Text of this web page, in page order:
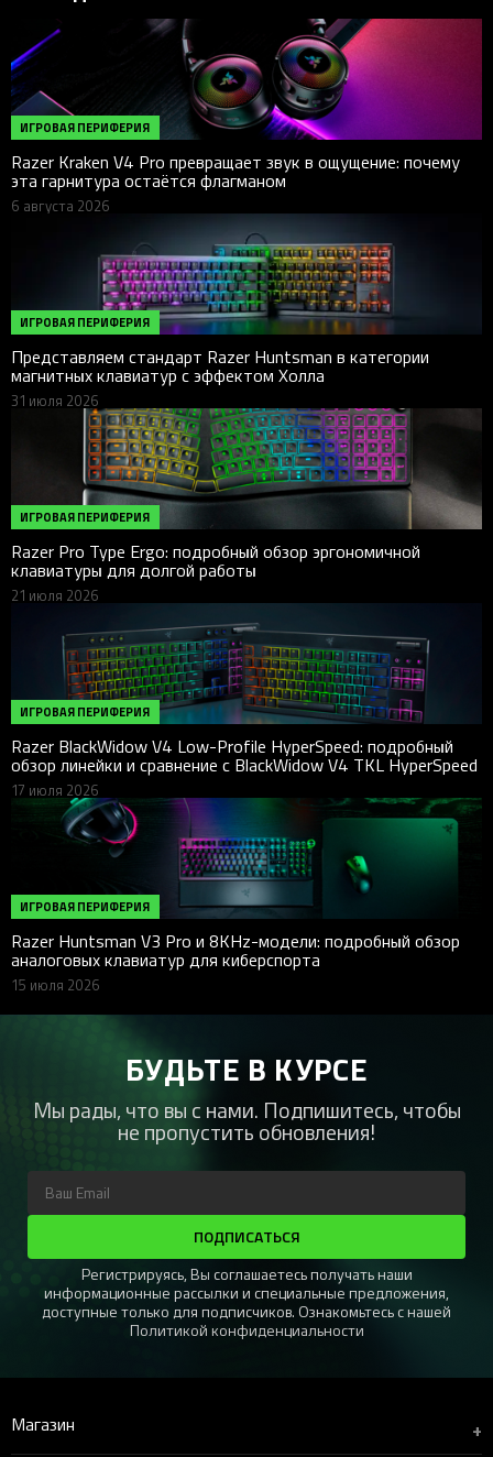
ИГРОВАЯ ПЕРИФЕРИЯ
Razer Kraken V4 Pro превращает звук в ощущение: почему
эта гарнитура остаётся флагманом
6 августа 2026
ИГРОВАЯ ПЕРИФЕРИЯ
Представляем стандарт Razer Huntsman в категории
магнитных клавиатур с эффектом Холла
31 июля 2026
ИГРОВАЯ ПЕРИФЕРИЯ
Razer Pro Type Ergo: подробный обзор эргономичной
клавиатуры для долгой работы
21 июля 2026
ИГРОВАЯ ПЕРИФЕРИЯ
Razer BlackWidow V4 Low-Profile HyperSpeed: подробный
обзор линейки и сравнение с BlackWidow V4 TKL HyperSpeed
17 июля 2026
ИГРОВАЯ ПЕРИФЕРИЯ
Razer Huntsman V3 Pro и 8KHz-модели: подробный обзор
аналоговых клавиатур для киберспорта
15 июля 2026
БУДЬТЕ В КУРСЕ
Мы рады, что вы с нами. Подпишитесь, чтобы
не пропустить обновления!
ПОДПИСАТЬСЯ
Регистрируясь, Вы соглашаетесь получать наши
информационные рассылки и специальные предложения,
доступные только для подписчиков. Ознакомьтесь с нашей
Политикой конфиденциальности
Магазин +